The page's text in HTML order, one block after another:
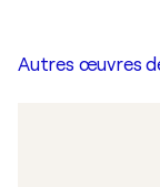
Autres œuvres